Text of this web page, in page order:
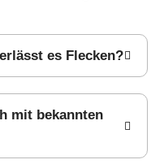
es Flecken?
mit bekannten